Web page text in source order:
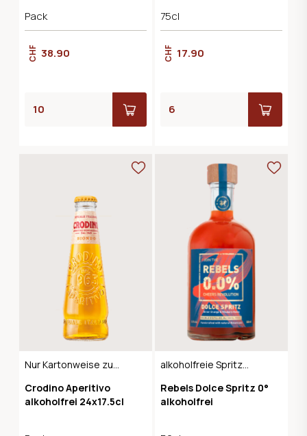
Pack
CHF 38.90
75cl
CHF 17.90
Nur Kartonweise zu
Crodino Aperitivo
alkoholfrei 24x17.5cl
alkoholfreie Spritz
Rebels Dolce Spritz 0°
alkoholfrei